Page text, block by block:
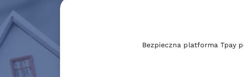
Bezpieczna platforma Tpay